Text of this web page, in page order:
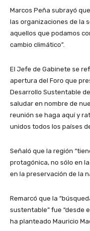
Marcos Peña subrayó
las organizaciones de la
aquellos que podamos
cambio climático”.
El Jefe de Gabinete se
apertura del Foro que
Desarrollo Sustentable
saludar en nombre de
reunión se haga aquí y
unidos todos los países
Señaló que la región
protagónica, no sólo en
en la preservación de la
Remarcó que la
sustentable” fue “desde
ha planteado Mauricio